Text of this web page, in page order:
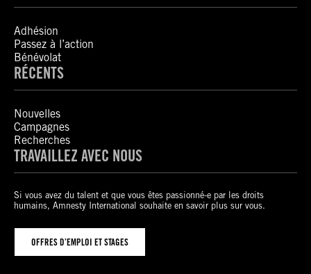
Adhésion
Passez à l’action
Bénévolat
RÉCENTS
Nouvelles
Campagnes
Recherches
TRAVAILLEZ AVEC NOUS
Si vous avez du talent et que vous êtes passionné-e par les droits
humains, Amnesty International souhaite en savoir plus sur vous.
OFFRES D’EMPLOI ET STAGES